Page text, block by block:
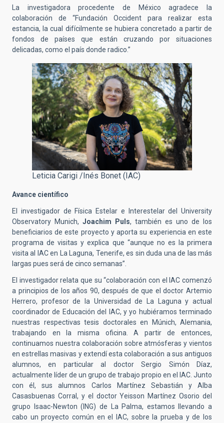
La investigadora procedente de México agradece la
colaboración de “Fundación Occident para realizar esta
estancia, la cual difícilmente se hubiera concretado a partir de
fondos de países que están cruzando por situaciones
delicadas, como el país donde radico.”
Leticia Carigi /Inés Bonet (IAC)
Avance científico
El investigador de Física Estelar e Interestelar del University
Observatory Munich, Joachim Puls, también es uno de los
beneficiarios de este proyecto y aporta su experiencia en este
programa de visitas y explica que “aunque no es la primera
visita al IAC en La Laguna, Tenerife, es sin duda una de las más
largas pues será de cinco semanas”.
El investigador relata que su “colaboración con el IAC comenzó
a principios de los años 90, después de que el doctor Artemio
Herrero, profesor de la Universidad de La Laguna y actual
coordinador de Educación del IAC, y yo hubiéramos terminado
nuestras respectivas tesis doctorales en Múnich, Alemania,
trabajando en la misma oficina. A partir de entonces,
continuamos nuestra colaboración sobre atmósferas y vientos
en estrellas masivas y extendí esta colaboración a sus antiguos
alumnos, en particular al doctor Sergio Simón Díaz,
actualmente líder de un grupo de trabajo propio en el IAC. Junto
con él, sus alumnos Carlos Martínez Sebastián y Alba
Casasbuenas Corral, y el doctor Yeisson Martínez Osorio del
grupo Isaac-Newton (ING) de La Palma, estamos llevando a
cabo un proyecto común en el IAC, sobre la prueba y de los